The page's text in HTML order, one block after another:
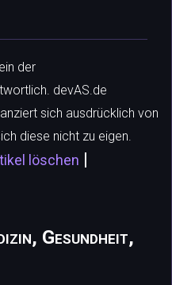
der
devAS.de
sich ausdrücklich von
diese nicht zu eigen.
löschen |
Gesundheit,